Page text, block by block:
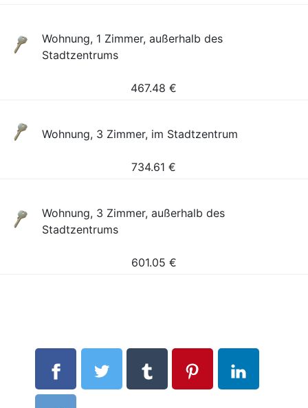
Wohnung, 1 Zimmer, außerhalb des
Stadtzentrums
467.48 €
Wohnung, 3 Zimmer, im Stadtzentrum
734.61 €
Wohnung, 3 Zimmer, außerhalb des
Stadtzentrums
601.05 €